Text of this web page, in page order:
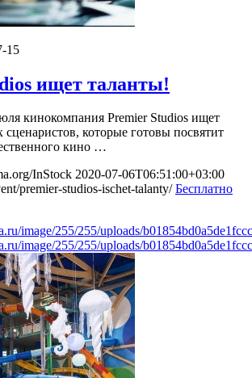
15
ищет таланты!
кинокомпания Premier Studios ищет
которые готовы посвятит
кино …
InStock 2020-07-06T06:51:00+03:00
premier-studios-ischet-talanty/ Бесплатно
image/255/255/uploads/
image/255/255/uploads/